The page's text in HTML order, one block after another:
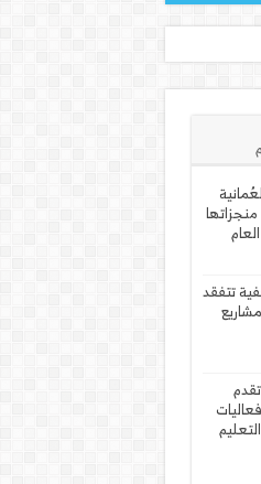
تتفقد